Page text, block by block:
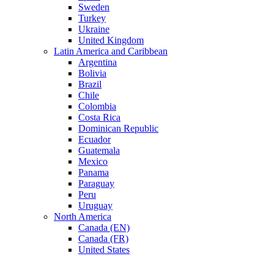
Sweden
Turkey
Ukraine
United Kingdom
Latin America and Caribbean
Argentina
Bolivia
Brazil
Chile
Colombia
Costa Rica
Dominican Republic
Ecuador
Guatemala
Mexico
Panama
Paraguay
Peru
Uruguay
North America
Canada (EN)
Canada (FR)
United States